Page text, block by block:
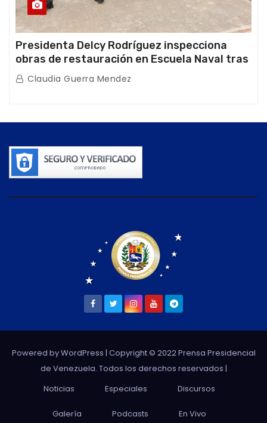
Presidenta Delcy Rodríguez inspecciona
obras de restauración en Escuela Naval tras
afectaciones sísmicas en La Guaira
Claudia Guerra Mendez
Powered by WordPress | Copyright © 2022 Prensa Presidencial
de Venezuela. Todos los derechos reservados |
Noticias
Especiales Discursos
Galería Podcasts En Vivo